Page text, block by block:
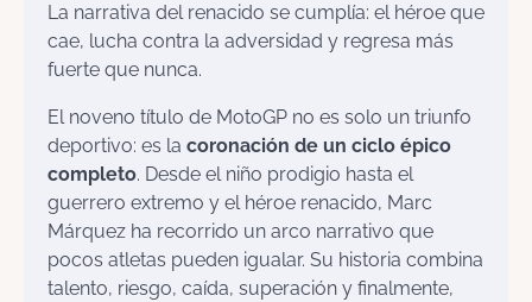
La narrativa del renacido se cumplía: el héroe que
cae, lucha contra la adversidad y regresa más
fuerte que nunca.
El noveno título de MotoGP no es solo un triunfo
deportivo: es la coronación de un ciclo épico
completo. Desde el niño prodigio hasta el
guerrero extremo y el héroe renacido, Marc
Márquez ha recorrido un arco narrativo que
pocos atletas pueden igualar. Su historia combina
talento, riesgo, caída, superación y finalmente,